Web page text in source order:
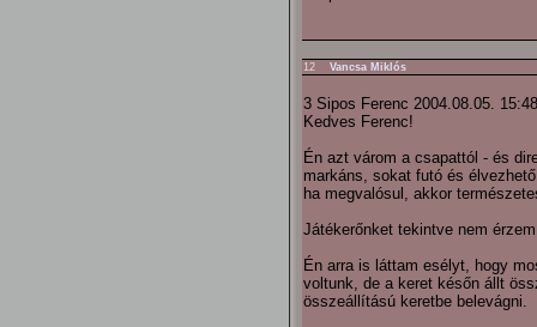
12 Vancsa Miklós
3 Sipos Ferenc 2004.08.05. 15:48
Kedves Ferenc!
Én azt várom a csapattól - és
markáns, sokat futó és
ha megvalósul, akkor
Játékerőnket tekintve nem
Én arra is láttam esélyt, hogy
voltunk, de a keret későn állt
összeállítású keretbe belevágni.